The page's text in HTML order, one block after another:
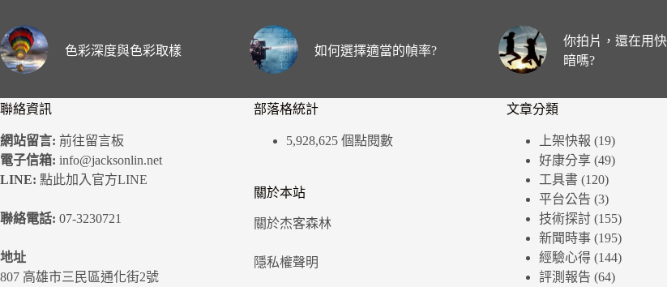
色彩深度與色彩取樣 如何選擇適當的幀率?
你拍片，還在用
暗嗎?
聯絡資訊
網站留言: 前往留言板
電子信箱: info@jacksonlin.net
LINE: 點此加入官方LINE
聯絡電話: 07-3230721
地址
807 高雄市三民區通化街2號
部落格統計
5,928,625 個點閱數
關於本站
關於杰客森林
隱私權聲明
文章分類
上架快報 (19)
好康分享 (49)
工具書 (120)
平台公告 (3)
技術探討 (155)
新聞時事 (195)
經驗心得 (144)
評測報告 (64)